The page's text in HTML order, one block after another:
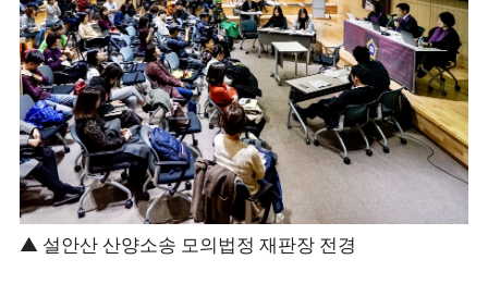
▲ 설안산 산양소송 모의법정 재판장 전경